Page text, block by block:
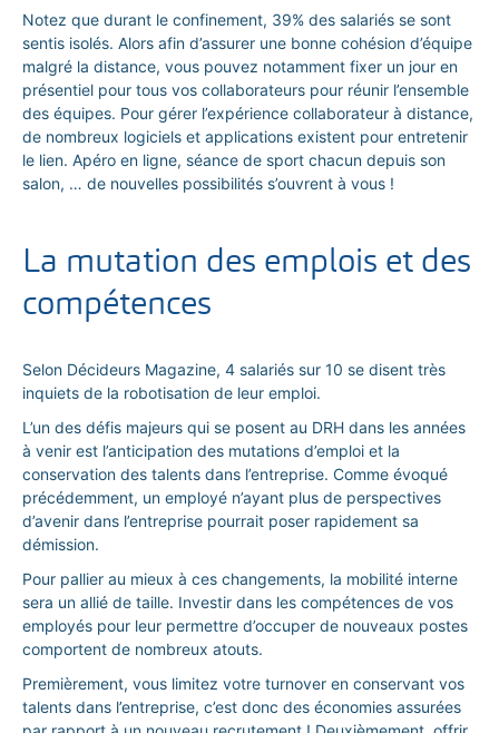
Notez que durant le confinement, 39% des salariés se sont
sentis isolés. Alors afin d’assurer une bonne cohésion d’équipe
malgré la distance, vous pouvez notamment fixer un jour en
présentiel pour tous vos collaborateurs pour réunir l’ensemble
des équipes. Pour gérer l’expérience collaborateur à distance,
de nombreux logiciels et applications existent pour entretenir
le lien. Apéro en ligne, séance de sport chacun depuis son
salon, … de nouvelles possibilités s’ouvrent à vous !
La mutation des emplois et des
compétences
Selon Décideurs Magazine, 4 salariés sur 10 se disent très
inquiets de la robotisation de leur emploi.
L’un des défis majeurs qui se posent au DRH dans les années
à venir est l’anticipation des mutations d’emploi et la
conservation des talents dans l’entreprise. Comme évoqué
précédemment, un employé n’ayant plus de perspectives
d’avenir dans l’entreprise pourrait poser rapidement sa
démission.
Pour pallier au mieux à ces changements, la mobilité interne
sera un allié de taille. Investir dans les compétences de vos
employés pour leur permettre d’occuper de nouveaux postes
comportent de nombreux atouts.
Premièrement, vous limitez votre turnover en conservant vos
talents dans l’entreprise, c’est donc des économies assurées